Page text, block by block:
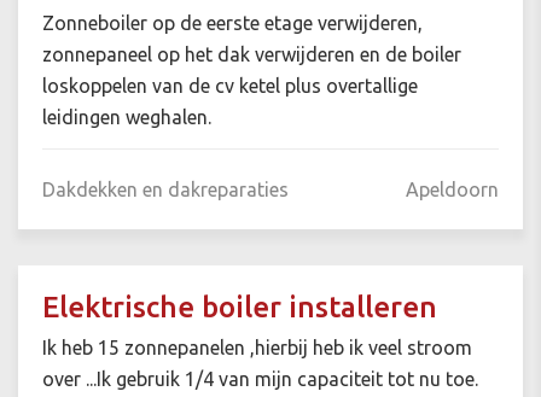
Zonneboiler op de eerste etage verwijderen,
zonnepaneel op het dak verwijderen en de boiler
loskoppelen van de cv ketel plus overtallige
leidingen weghalen.
Dakdekken en dakreparaties Apeldoorn
Elektrische boiler installeren
Ik heb 15 zonnepanelen ,hierbij heb ik veel stroom
over ...Ik gebruik 1/4 van mijn capaciteit tot nu toe.